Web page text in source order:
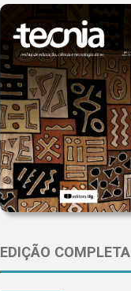
EDIÇÃO COMPLETA